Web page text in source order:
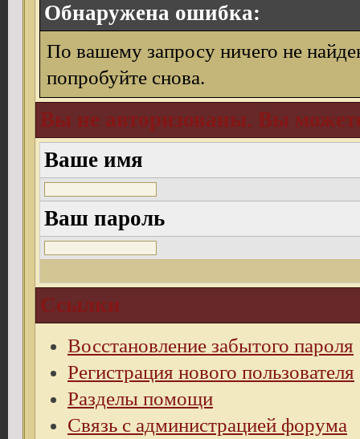
Обнаружена ошибка:
По вашему запросу ничего не
попробуйте снова.
Вы не авторизованы. Вы
Ваше имя
Ваш пароль
Ссылки
Восстановление забытого пароля
Регистрация нового пользователя
Разделы помощи
Связь с администрацией форума